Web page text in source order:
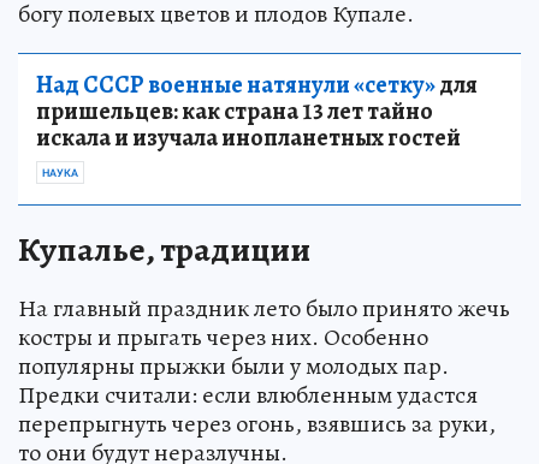
богу полевых цветов и плодов Купале.
Над СССР военные натянули «сетку»для
пришельцев: как страна 13 лет тайно
искала и изучала инопланетных гостей
НАУКА
Купалье, традиции
На главный праздник лето было принято жечь
костры и прыгать через них. Особенно
популярны прыжки были у молодых пар.
Предки считали: если влюбленным удастся
перепрыгнуть через огонь, взявшись за руки,
то они будут неразлучны.